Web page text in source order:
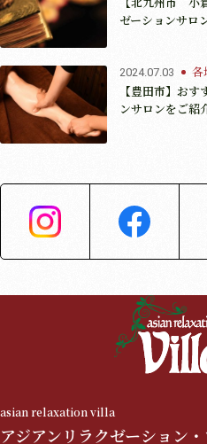
ゼーションサロ
2024.07.03
各
【豊田市】お
ンサロンをご
asian relaxation villa
アジアンリラクゼーション